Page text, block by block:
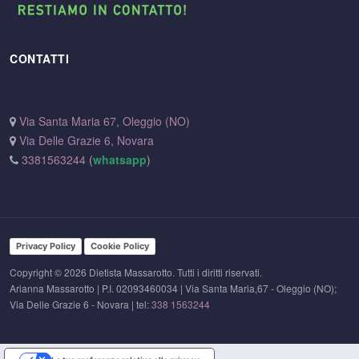
CONTATTI
Via Santa Maria 67, Oleggio (NO)
Via Delle Grazie 6, Novara
3381563244 (whatsapp)
Privacy Policy Cookie Policy
Copyright © 2026 Dietista Massarotto. Tutti i diritti riservati.
Arianna Massarotto | P.I. 02093460034 | Via Santa Maria,67 - Oleggio (NO);
Via Delle Grazie 6 - Novara | tel:338 1563244